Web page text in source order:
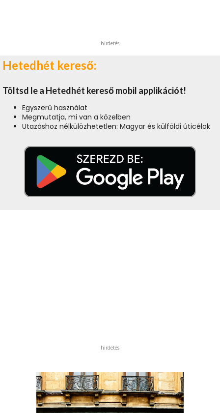
hirdetés
Hetedhét kereső:
Töltsd le a Hetedhét kereső mobil applikációt!
Egyszerű használat
Megmutatja, mi van a közelben
Utazáshoz nélkülözhetetlen: Magyar és külföldi úticélok
hirdetés